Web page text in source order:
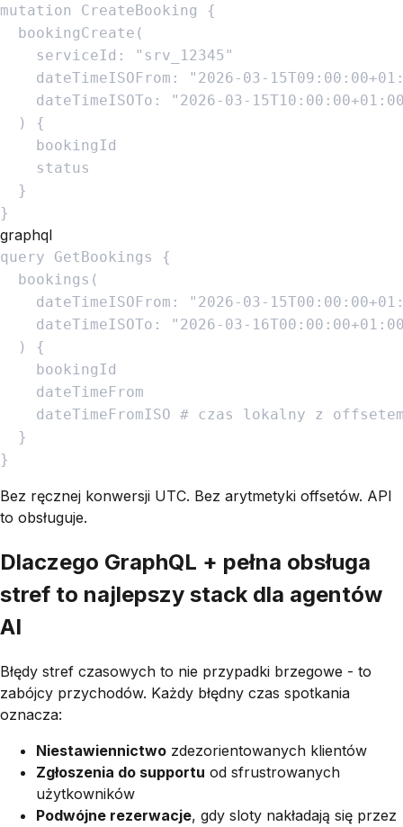
mutation CreateBooking
{
bookingCreate (
serviceId : " srv_12345"
dateTimeISOFrom : " 2026-03-
dateTimeISOTo : " 2026-03-
)
{
bookingId
status
}
}
graphql
query GetBookings
{
bookings (
dateTimeISOFrom : " 2026-03-
dateTimeISOTo : " 2026-03-
)
{
bookingId
dateTimeFrom
dateTimeFromISO # czas lokalny z
}
}
Bez ręcznej konwersji UTC. Bez arytmetyki offsetów. API
to obsługuje.
Dlaczego GraphQL + pełna obsługa
stref to najlepszy stack dla agentów
AI
Błędy stref czasowych to nie przypadki brzegowe - to
zabójcy przychodów. Każdy błędny czas spotkania
oznacza:
Niestawiennictwo zdezorientowanych klientów
Zgłoszenia do supportu od sfrustrowanych
użytkowników
Podwójne rezerwacje, gdy sloty nakładają się przez